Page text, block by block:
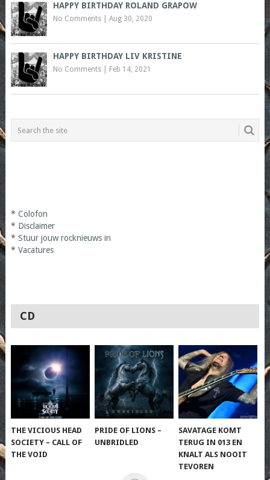
HAPPY BIRTHDAY ROLAND GRAPOW
No Comments| Aug 30, 2020
HAPPY BIRTHDAY LIV KRISTINE
No Comments| Feb 14, 2021
* Colofon
* Disclaimer
* Stuur jouw rocknieuws in
* Vacatures
CD
THE VICIOUS HEAD
SOCIETY – CALL OF
THE VOID
PRIDE OF LIONS –
UNBRIDLED
SAVATAGE KOMT
TERUG IN 013 EN
KNALT ALS NOOIT
TEVOREN